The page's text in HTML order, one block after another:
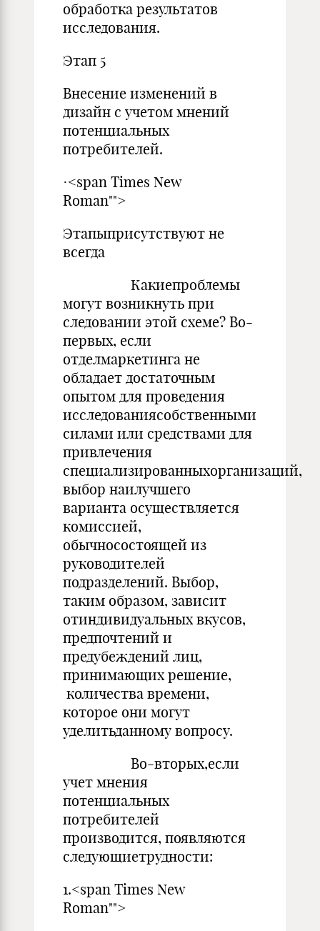
обработка результатов
исследования.
Этап 5
Внесение изменений в
дизайн с учетом мнений
потенциальных
потребителей.
·<span Times New
Roman"">
Этапыприсутствуют не
всегда
Какиепроблемы
могут возникнуть при
следовании этой схеме? Во-
первых, если
отделмаркетинга не
обладает достаточным
опытом для проведения
исследованиясобственными
силами или средствами для
привлечения
специализированныхорганизаций,
выбор наилучшего
варианта осуществляется
комиссией,
обычносостоящей из
руководителей
подразделений. Выбор,
таким образом, зависит
отиндивидуальных вкусов,
предпочтений и
предубеждений лиц,
принимающих решение,
количества времени,
которое они могут
уделитьданному вопросу.
Во-вторых,если
учет мнения
потенциальных
потребителей
производится, появляются
следующиетрудности:
1.<span Times New
Roman"">